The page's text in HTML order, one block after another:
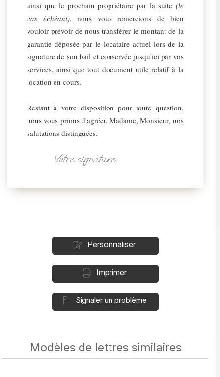
ainsi que le prochain propriétaire par la suite (le
cas échéant), nous vous remercions de bien
vouloir prévoir de nous transférer le montant de la
garantie déposée par le locataire actuel lors de la
signature de son bail et conservée jusqu'ici par vos
services, ainsi que tout document utile relatif à la
location en cours.
Restant à votre disposition pour toute question,
nous vous prions d'agréer, Madame, Monsieur, nos
salutations distinguées.
Votre signature
Personnaliser
Imprimer
Signaler un problème
Modèles de lettres similaires